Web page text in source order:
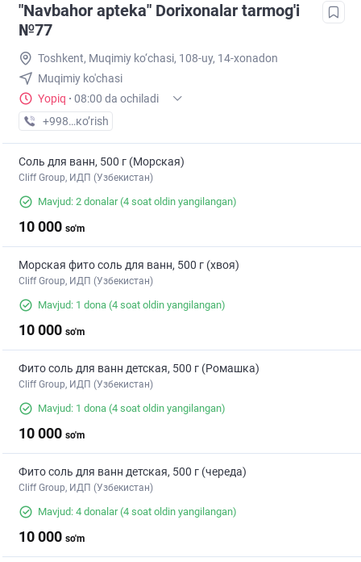
"Navbahor apteka" Dorixonalar tarmog'i
№77
Toshkent, Muqimiy ko‘chasi, 108-uy, 14-xonadon
Muqimiy ko'chasi
Yopiq · 08:00 da ochiladi
+998 (94) XXX-XX-XX
кo’rish
Соль для ванн, 500 г (Морская)
Cliff Group, ИДП (Узбекистан)
Mavjud: 2 donalar(4 soat oldin yangilangan)
10 000 so'm
Морская фито соль для ванн, 500 г (хвоя)
Cliff Group, ИДП (Узбекистан)
Mavjud: 1 dona (4 soat oldin yangilangan)
10 000 so'm
Фито соль для ванн детская, 500 г (Ромашка)
Cliff Group, ИДП (Узбекистан)
Mavjud: 1 dona (4 soat oldin yangilangan)
10 000 so'm
Фито соль для ванн детская, 500 г (череда)
Cliff Group, ИДП (Узбекистан)
Mavjud: 4 donalar(4 soat oldin yangilangan)
10 000 so'm